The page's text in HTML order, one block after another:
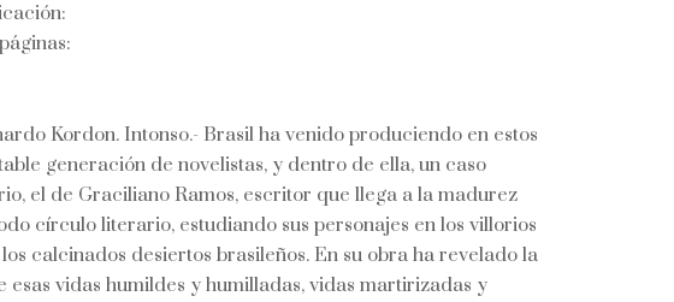
Kordon. Intonso.- Brasil ha venido produciendo en estos
generación de novelistas, y dentro de ella, un caso
el de Graciliano Ramos, escritor que llega a la madurez
círculo literario, estudiando sus personajes en los villorios
calcinados desiertos brasileños. En su obra ha revelado la
esas vidas humildes y humilladas, vidas martirizadas y